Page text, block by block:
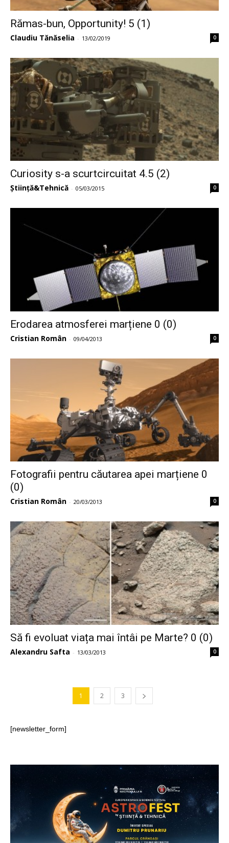
Rămas-bun, Opportunity! 5 (1)
Claudiu Tănăselia - 13/02/2019 0
Curiosity s-a scurtcircuitat 4.5 (2)
Știință&Tehnică - 05/03/2015 0
Erodarea atmosferei marțiene 0 (0)
Cristian Român - 09/04/2013 0
Fotografii pentru căutarea apei marțiene 0
(0)
Cristian Român - 20/03/2013 0
Să fi evoluat viața mai întâi pe Marte? 0 (0)
Alexandru Safta - 13/03/2013 0
1 2 3
[newsletter_form]